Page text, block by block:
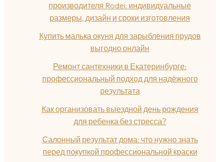
производителя Rodei: индивидуальные
размеры, дизайн и сроки изготовления
Купить малька окуня для зарыбления прудов
выгодно онлайн
Ремонт сантехники в Екатеринбурге:
профессиональный подход для надёжного
результата
Как организовать выездной день рождения
для ребенка без стресса?
Салонный результат дома: что нужно знать
перед покупкой профессиональной краски